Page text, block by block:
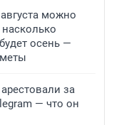
можно
осень —
за
— что он